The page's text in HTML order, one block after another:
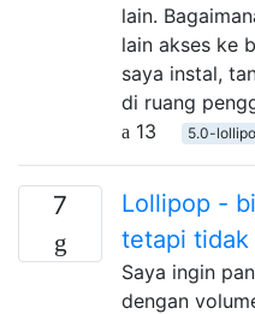
lain.
lain akses ke
saya instal,
di ruang
13
5.0-
7
Lollipop -
tetapi tidak
Saya ingin
dengan